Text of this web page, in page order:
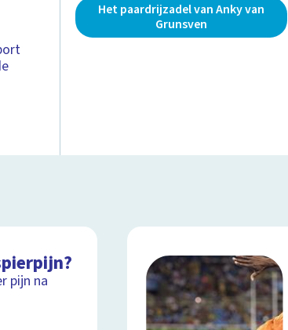
Het paardrijzadel van Anky van
Grunsven
pijn na